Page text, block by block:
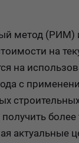
метод (РИМ)
на
на
с
актуальные